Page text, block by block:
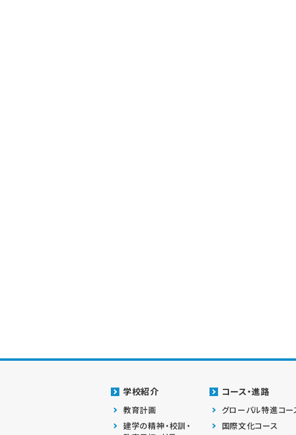
学校紹介
教育計画
建学の精神・校訓・
コース・進路
グローバル特進コー
国際文化コース